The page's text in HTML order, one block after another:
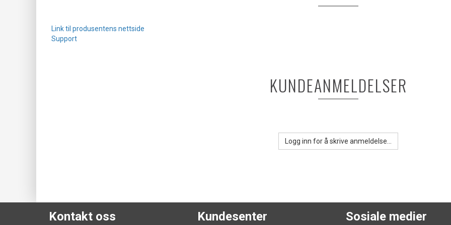
Link til produsentens nettside
Support
KUNDEANMELDELSER
Logg inn for å skrive anmeldelse...
Kontakt oss Kundesenter Sosiale medier